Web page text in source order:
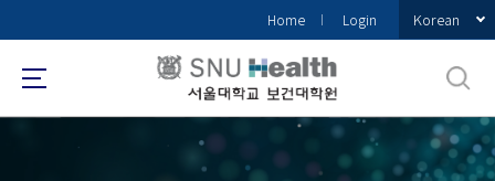
로
메
Home Login Korean